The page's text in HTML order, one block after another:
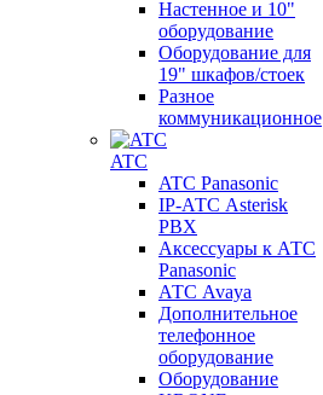
Настенное и 10"
оборудование
Оборудование для
19" шкафов/стоек
Разное
коммуникационное
ATC
ATC Panasonic
IP-АТС Asterisk
PBX
Аксессуары к АТС
Panasonic
АТС Avaya
Дополнительное
телефонное
оборудование
Оборудование